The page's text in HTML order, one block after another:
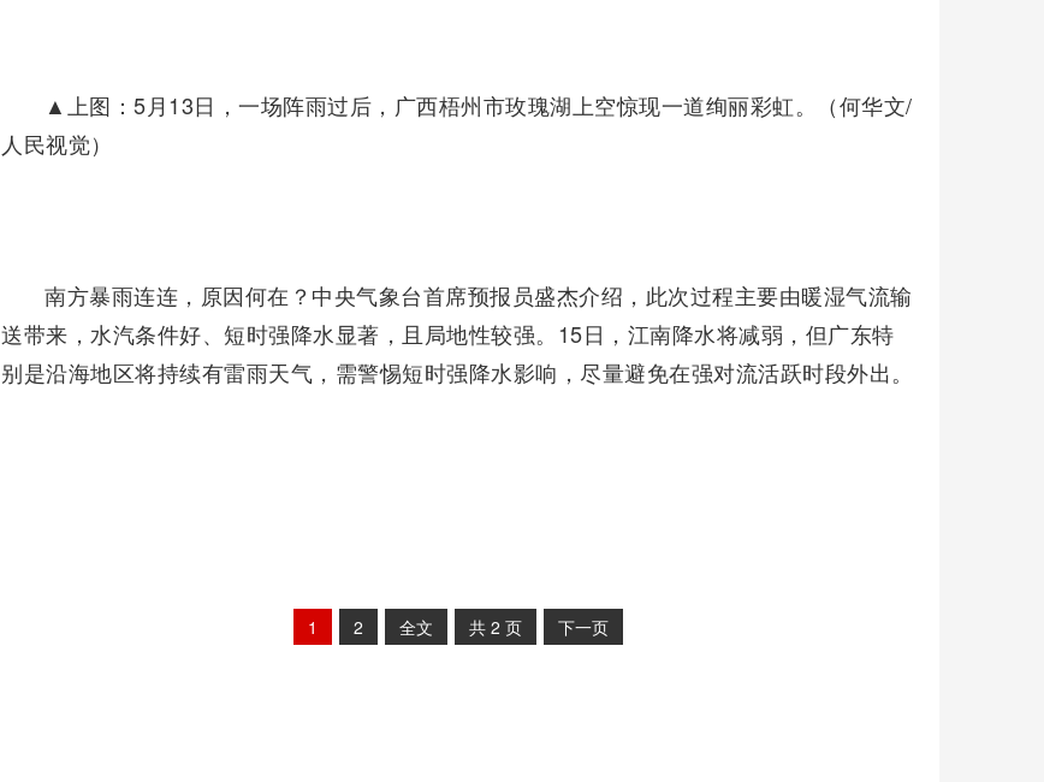
▲上图：5月13日，一场阵雨过后，广西梧州市玫瑰湖上空惊现一道绚丽彩虹。（何华文/
人民视觉）
南方暴雨连连，原因何在？中央气象台首席预报员盛杰介绍，此次过程主要由暖湿气流输
送带来，水汽条件好、短时强降水显著，且局地性较强。15日，江南降水将减弱，但广东特
别是沿海地区将持续有雷雨天气，需警惕短时强降水影响，尽量避免在强对流活跃时段外出。
1 2 全文 共 2 页 下一页